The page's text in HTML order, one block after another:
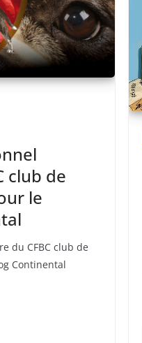
club de
le
du CFBC club de
Continental